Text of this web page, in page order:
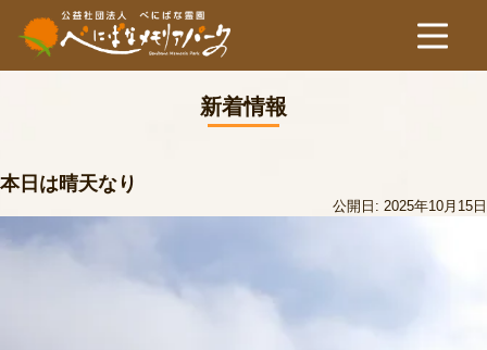
新着情報
本日は晴天なり
公開日: 2025年10月15日